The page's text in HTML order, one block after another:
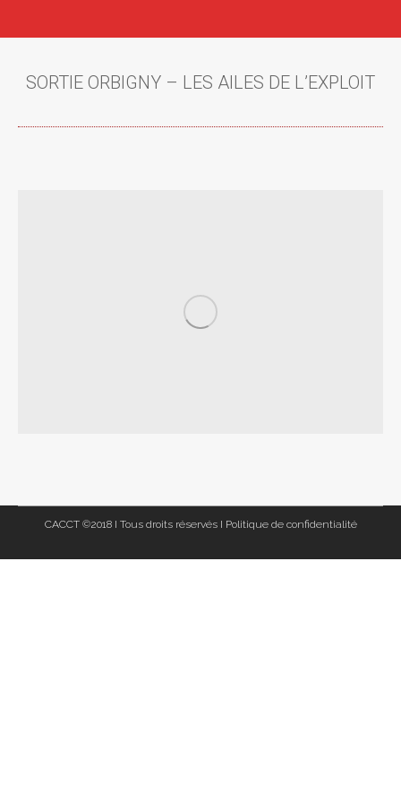
SORTIE ORBIGNY – LES AILES DE L’EXPLOIT
CACCT ©2018 I Tous droits réservés I Politique de confidentialité